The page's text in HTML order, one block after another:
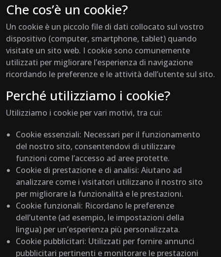
Che cos’è un cookie?
Un cookie è un piccolo file di dati collocato sul vostro
dispositivo (computer, smartphone, tablet) quando
visitate un sito web. I cookie sono comunemente
utilizzati per migliorare l’esperienza di navigazione
ricordando le preferenze e le attività dell’utente sul sito.
Perché utilizziamo i cookie?
Utilizziamo i cookie per vari motivi, tra cui:
Cookie essenziali: Necessari per il funzionamento
del nostro sito, consentendovi di utilizzare
funzioni come l’accesso ad aree protette.
Cookie di prestazione e di analisi: Aiutano ad
analizzare come i visitatori utilizzano il nostro sito
per migliorare la funzionalità e le prestazioni.
Cookie funzionali: Ricordano le preferenze
dell’utente (ad esempio, le impostazioni della
lingua) per un’esperienza più personalizzata.
Cookie pubblicitari: Utilizzati per fornire annunci
pubblicitari pertinenti e monitorare le prestazioni